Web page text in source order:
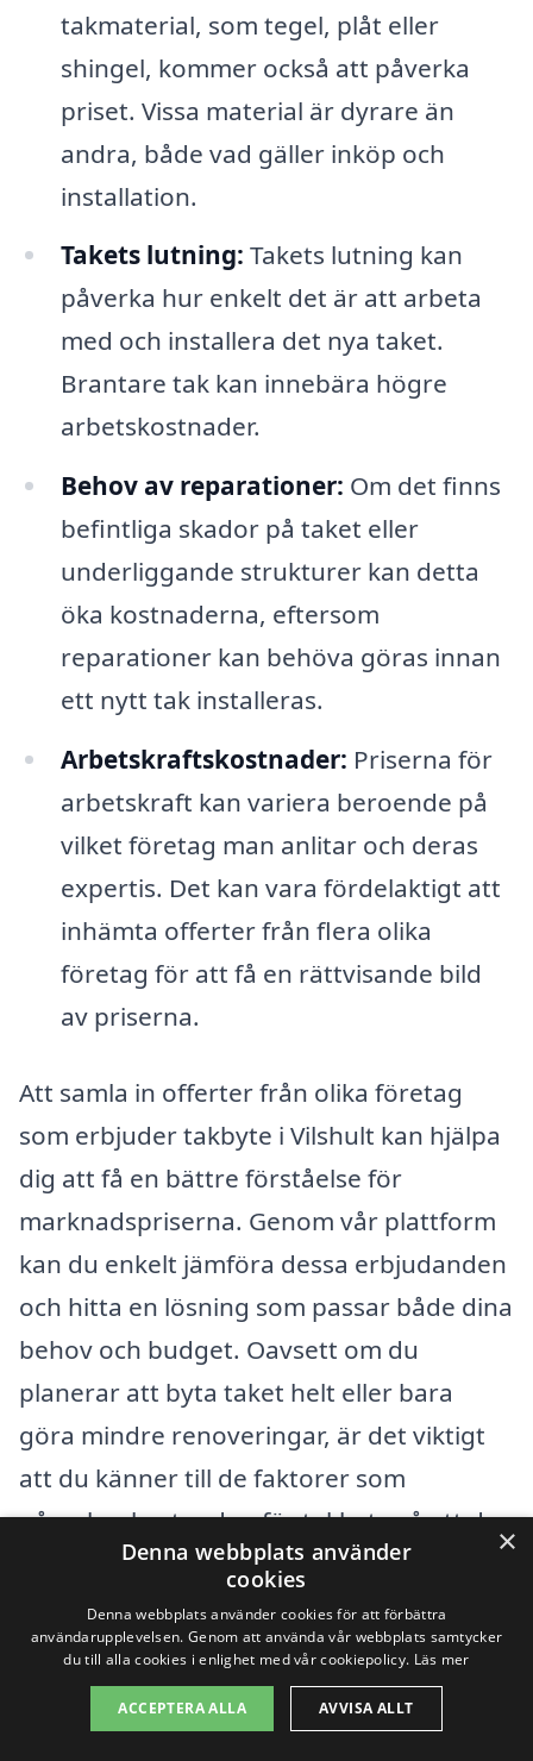
takmaterial, som tegel, plåt eller
shingel, kommer också att påverka
priset. Vissa material är dyrare än
andra, både vad gäller inköp och
installation.
Takets lutning: Takets lutning kan
påverka hur enkelt det är att arbeta
med och installera det nya taket.
Brantare tak kan innebära högre
arbetskostnader.
Behov av reparationer: Om det finns
befintliga skador på taket eller
underliggande strukturer kan detta
öka kostnaderna, eftersom
reparationer kan behöva göras innan
ett nytt tak installeras.
Arbetskraftskostnader: Priserna för
arbetskraft kan variera beroende på
vilket företag man anlitar och deras
expertis. Det kan vara fördelaktigt att
inhämta offerter från flera olika
företag för att få en rättvisande bild
av priserna.
Att samla in offerter från olika företag
som erbjuder takbyte i Vilshult kan hjälpa
dig att få en bättre förståelse för
marknadspriserna. Genom vår plattform
kan du enkelt jämföra dessa erbjudanden
och hitta en lösning som passar både dina
behov och budget. Oavsett om du
planerar att byta taket helt eller bara
göra mindre renoveringar, är det viktigt
att du känner till de faktorer som
påverkar kostnaden för takbyte så att du
kan fatta informerade beslut.
Få 3 erbjudanden, gratis och utan
förpliktelser
×
Denna webbplats använder
cookies
Denna webbplats använder cookies för att förbättra
användarupplevelsen. Genom att använda vår webbplats samtycker
du till alla cookies i enlighet med vår cookiepolicy. Läs mer
ACCEPTERA ALLA AVVISA ALLT